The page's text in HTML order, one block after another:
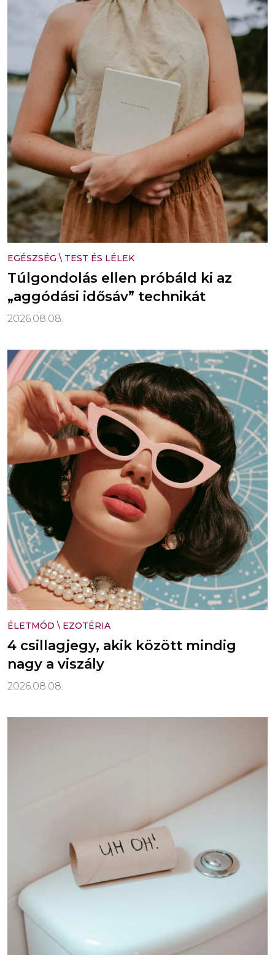
EGÉSZSÉG \ TEST ÉS LÉLEK
Túlgondolás ellen próbáld ki az
„aggódási idősáv” technikát
2026.08.08.
ÉLETMÓD \ EZOTÉRIA
4 csillagjegy, akik között mindig
nagy a viszály
2026.08.08.